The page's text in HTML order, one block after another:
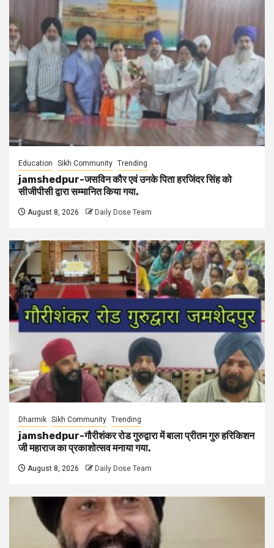
Education Sikh Community Trending
jamshedpur-जसविन कौर एवं उनके पिता हरजिंदर सिंह को
सीजीपीसी द्वारा सम्मानित किया गया.
August 8, 2026 Daily Dose Team
Dharmik Sikh Community Trending
jamshedpur-गौरीशंकर रोड गुरुद्वारा में बाला प्रीतम गुरु हरिकिशन
जी महाराज का प्रकाशोत्सव मनाया गया.
August 8, 2026 Daily Dose Team